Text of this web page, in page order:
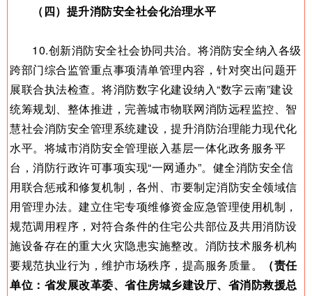
（四）提升消防安全社会化治理水平
10.创新消防安全社会协同共治。将消防安全纳入各级
跨部门综合监管重点事项清单管理内容，针对突出问题开
展联合执法检查。将消防数字化建设纳入“数字云南”建设
统筹规划、整体推进，完善城市物联网消防远程监控、智
慧社会消防安全管理系统建设，提升消防治理能力现代化
水平。将城市消防安全管理嵌入基层一体化政务服务平
台，消防行政许可事项实现“一网通办”。健全消防安全信
用联合惩戒和修复机制，各州、市要制定消防安全领域信
用管理办法。建立住宅专项维修资金应急管理使用机制，
规范调用程序，对符合条件的住宅公共部位及共用消防设
施设备存在的重大火灾隐患实施整改。消防技术服务机构
要规范执业行为，维护市场秩序，提高服务质量。
（责任
单位：省发展改革委、省住房城乡建设厅、省消防救援总